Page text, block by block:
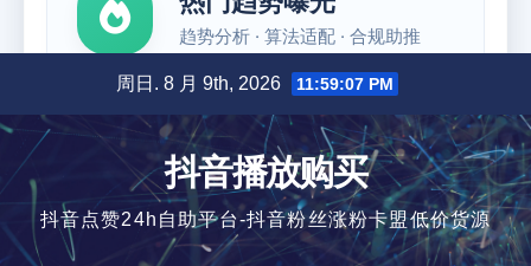
内
容
周日. 8 月 9th, 2026 11:59:07 PM
抖音播放购买
抖音点赞24h自助平台-抖音粉丝涨粉卡盟低价货源